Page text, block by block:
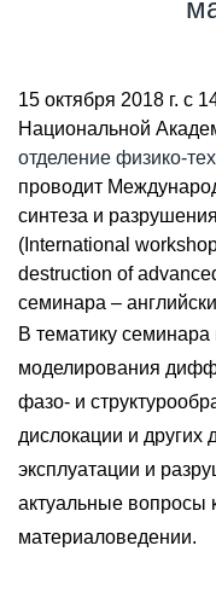
15 октября 2018 г. с
Национальной
отделение физико-
проводит
синтеза и
(International
destruction of
семинара –
В тематику
моделирования
фазо- и
дислокации и других
эксплуатации и
актуальные вопросы
материаловедении.